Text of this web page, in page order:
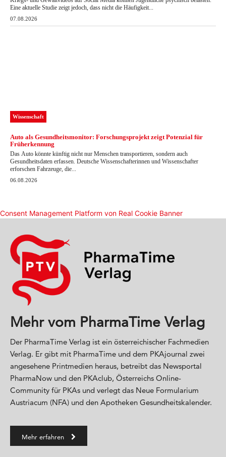
Mehr vom PharmaTime Verlag
Der PharmaTime Verlag ist ein österreichischer Fachmedien
Verlag. Er gibt mit PharmaTime und dem PKAjournal zwei
angesehene Printmedien heraus, betreibt das Newsportal
PharmaNow und den PKAclub, Österreichs Online-
Community für PKAs und verlegt das Neue Formularium
Austriacum (NFA) und den Apotheken Gesundheitskalender.
Mehr erfahren